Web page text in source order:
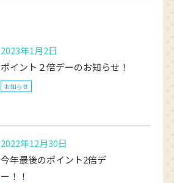
2023年1月2日
ポイント２倍デーのお知らせ！
お知らせ
2022年12月30日
今年最後のポイント2倍デ
ー！！